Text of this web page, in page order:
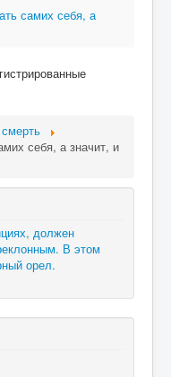
самих себя, а
себя, а значит, и
должен
В этом
орел.